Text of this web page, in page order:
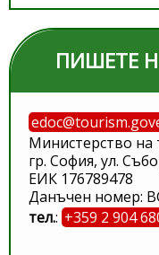
ПИШЕТЕ
Министерство на
гр. София, ул.
ЕИК 176789478
Данъчен номер:
тел.: +359 2 904